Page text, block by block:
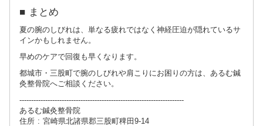
■ まとめ
夏の腕のしびれは、単なる疲れではなく神経圧迫が隠れているサ
インかもしれません。
早めのケアで回復も早くなります。
都城市・三股町で腕のしびれや肩こりにお困りの方は、あるむ鍼
灸整骨院へご相談ください。
----------------------------------------------------------------------
あるむ鍼灸整骨院
住所 : 宮崎県北諸県郡三股町稗田9-14